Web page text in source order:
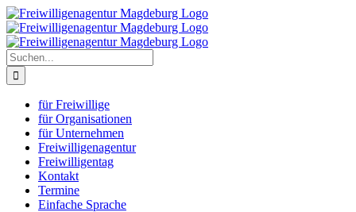
Zum
Inhalt
springen
Suche
nach:
für Freiwillige
für Organisationen
für Unternehmen
Freiwilligenagentur
Freiwilligentag
Kontakt
Termine
Einfache Sprache